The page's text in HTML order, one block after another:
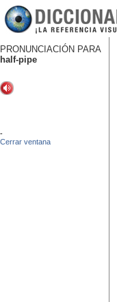
PRONUNCIACIÓN PARA
half-pipe
-
Cerrar ventana